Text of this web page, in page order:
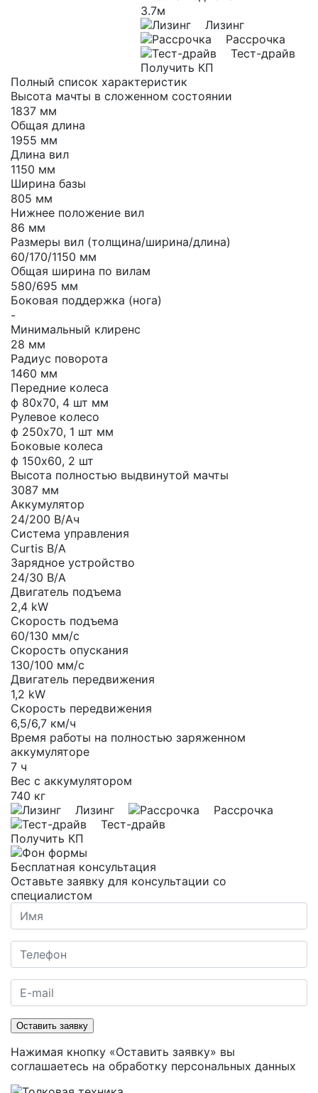
3.7м
Лизинг
Рассрочка
Тест-драйв
Получить КП
Полный список характеристик
Высота мачты в сложенном состоянии
1837 мм
Общая длина
1955 мм
Длина вил
1150 мм
Ширина базы
805 мм
Нижнее положение вил
86 мм
Размеры вил (толщина/ширина/длина)
60/170/1150 мм
Общая ширина по вилам
580/695 мм
Боковая поддержка (нога)
-
Минимальный клиренс
28 мм
Радиус поворота
1460 мм
Передние колеса
ф 80х70, 4 шт мм
Рулевое колесо
ф 250х70, 1 шт мм
Боковые колеса
ф 150х60, 2 шт
Высота полностью выдвинутой мачты
3087 мм
Аккумулятор
24/200 В/Ач
Система управления
Curtis В/А
Зарядное устройство
24/30 В/А
Двигатель подъема
2,4 kW
Скорость подъема
60/130 мм/с
Скорость опускания
130/100 мм/с
Двигатель передвижения
1,2 kW
Скорость передвижения
6,5/6,7 км/ч
Время работы на полностью заряженном
аккумуляторе
7 ч
Вес с аккумулятором
740 кг
Лизинг
Рассрочка
Тест-драйв
Получить КП
Бесплатная консультация
Оставьте заявку для консультации со
специалистом
Оставить заявку
Нажимая кнопку «Оставить заявку» вы
соглашаетесь на обработку персональных данных